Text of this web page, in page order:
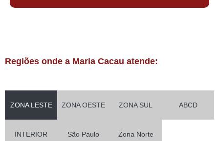
Regiões onde a Maria Cacau atende:
ZONA LESTE ZONA OESTE ZONA SUL ABCD
INTERIOR São Paulo Zona Norte